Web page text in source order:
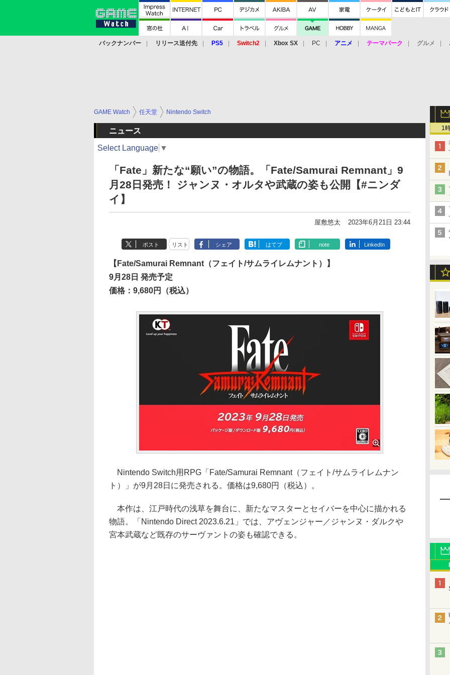
バックナンバー リリース送付先 PS5 Switch2 Xbox SX PC アニメ テーマパーク グルメ
1
GAME Watch 任天堂 Nintendo Switch
ニュース
Select Language ▼
「Fate」新たな“願い”の物語。「Fate/Samurai Remnant」9
月28日発売！ ジャンヌ・オルタや武蔵の姿も公開【#ニンダ
イ】
屋敷悠太 2023年6月21日 23:44
ポスト リスト シェア はてブ note LinkedIn
【Fate/Samurai Remnant（フェイト/サムライレムナント）】
9月28日 発売予定
価格：9,680円（税込）
Nintendo Switch用RPG「Fate/Samurai Remnant（フェイト/サムライレムナン
ト）」が9月28日に発売される。価格は9,680円（税込）。
本作は、江戸時代の浅草を舞台に、新たなマスターとセイバーを中心に描かれる
物語。「Nintendo Direct 2023.6.21」では、アヴェンジャー／ジャンヌ・ダルクや
宮本武蔵など既存のサーヴァントの姿も確認できる。